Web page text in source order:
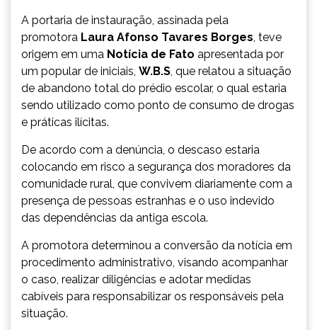
A portaria de instauração, assinada pela
promotora Laura Afonso Tavares Borges , teve
origem em uma Notícia de Fato apresentada por
um popular de iniciais, W.B.S , que relatou a situação
de abandono total do prédio escolar, o qual estaria
sendo utilizado como ponto de consumo de drogas
e práticas ilícitas.
De acordo com a denúncia, o descaso estaria
colocando em risco a segurança dos moradores da
comunidade rural, que convivem diariamente com a
presença de pessoas estranhas e o uso indevido
das dependências da antiga escola.
A promotora determinou a conversão da notícia em
procedimento administrativo, visando acompanhar
o caso, realizar diligências e adotar medidas
cabíveis para responsabilizar os responsáveis pela
situação.